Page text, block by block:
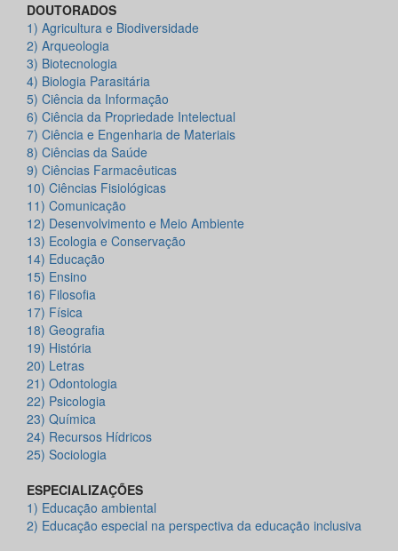
DOUTORADOS
1) Agricultura e Biodiversidade
2) Arqueologia
3) Biotecnologia
4) Biologia Parasitária
5) Ciência da Informação
6) Ciência da Propriedade Intelectual
7) Ciência e Engenharia de Materiais
8) Ciências da Saúde
9) Ciências Farmacêuticas
10) Ciências Fisiológicas
11) Comunicação
12) Desenvolvimento e Meio Ambiente
13) Ecologia e Conservação
14) Educação
15) Ensino
16) Filosofia
17) Física
18) Geografia
19) História
20) Letras
21) Odontologia
22) Psicologia
23) Química
24) Recursos Hídricos
25) Sociologia
ESPECIALIZAÇÕES
1) Educação ambiental
2) Educação especial na perspectiva da educação inclusiva